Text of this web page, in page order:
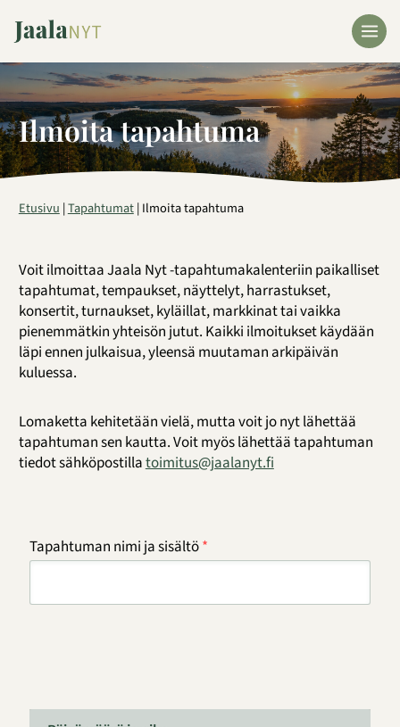
sisältöön
Ilmoita tapahtuma
Etusivu|Tapahtumat|Ilmoita tapahtuma
Voit ilmoittaa Jaala Nyt -tapahtumakalenteriin paikalliset
tapahtumat, tempaukset, näyttelyt, harrastukset,
konsertit, turnaukset, kyläillat, markkinat tai vaikka
pienemmätkin yhteisön jutut. Kaikki ilmoitukset käydään
läpi ennen julkaisua, yleensä muutaman arkipäivän
kuluessa.
Lomaketta kehitetään vielä, mutta voit jo nyt lähettää
tapahtuman sen kautta. Voit myös lähettää tapahtuman
tiedot sähköpostillatoimitus@jaalanyt.fi
Tapahtuman nimi ja sisältö*